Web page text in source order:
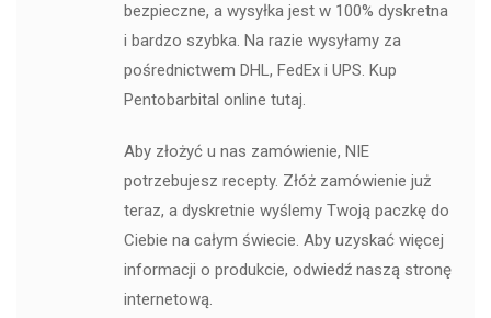
bezpieczne, a wysyłka jest w 100% dyskretna
i bardzo szybka. Na razie wysyłamy za
pośrednictwem DHL, FedEx i UPS. Kup
Pentobarbital online tutaj.
Aby złożyć u nas zamówienie, NIE
potrzebujesz recepty. Złóż zamówienie już
teraz, a dyskretnie wyślemy Twoją paczkę do
Ciebie na całym świecie. Aby uzyskać więcej
informacji o produkcie, odwiedź naszą stronę
internetową.